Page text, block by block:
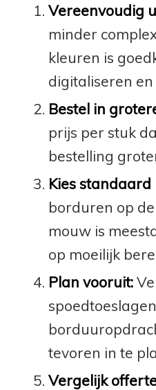
Vereenvoudig
minder
kleuren is
digitaliseren
Bestel in
prijs per stuk
bestelling
Kies standaard
borduren op
mouw is
op moeilijk
Plan vooruit:
tevoren in te
Vergelijk